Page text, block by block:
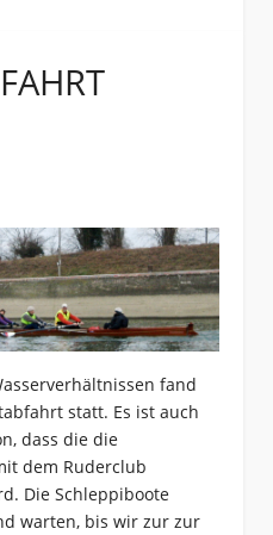
fand
statt. Es ist auch
dass die die
dem Ruderclub
Die Schleppiboote
warten, bis wir zur zur